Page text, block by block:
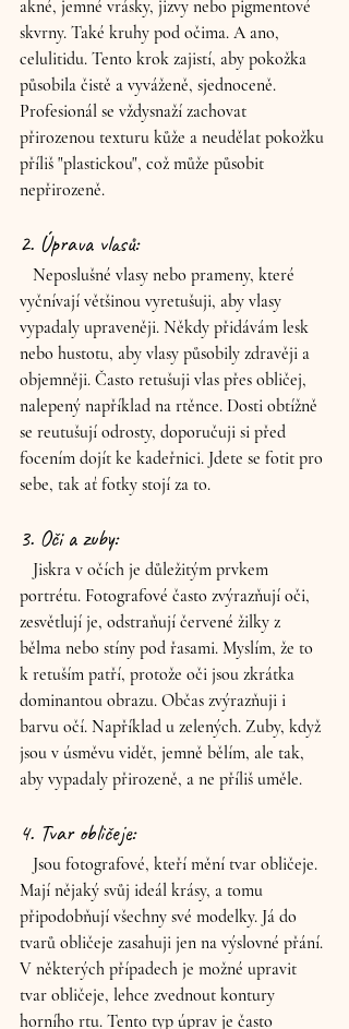
akné, jemné vrásky, jizvy nebo pigmentové
skvrny. Také kruhy pod očima. A ano,
celulitidu. Tento krok zajistí, aby pokožka
působila čistě a vyváženě, sjednoceně.
Profesionál se vždysnaží zachovat
přirozenou texturu kůže a neudělat pokožku
příliš "plastickou", což může působit
nepřirozeně.
2. Úprava vlasů:
vyčnívají většinou vyretušuji, aby vlasy
vypadaly upraveněji. Někdy přidávám lesk
nebo hustotu, aby vlasy působily zdravěji a
objemněji. Často retušuji vlas přes obličej,
nalepený například na rtěnce. Dosti obtížně
se reutušují odrosty, doporučuji si před
focením dojít ke kadeřnici. Jdete se fotit pro
sebe, tak ať fotky stojí za to.
3. Oči a zuby:
portrétu. Fotografové často zvýrazňují oči,
zesvětlují je, odstraňují červené žilky z
bělma nebo stíny pod řasami. Myslím, že to
k retuším patří, protože oči jsou zkrátka
dominantou obrazu. Občas zvýrazňuji i
barvu očí. Například u zelených. Zuby, když
jsou v úsměvu vidět, jemně bělím, ale tak,
aby vypadaly přirozeně, a ne příliš uměle.
4. Tvar obličeje:
Mají nějaký svůj ideál krásy, a tomu
připodobňují všechny své modelky. Já do
tvarů obličeje zasahuji jen na výslovné přání.
V některých případech je možné upravit
tvar obličeje, lehce zvednout kontury
horního rtu. Tento typ úprav je často